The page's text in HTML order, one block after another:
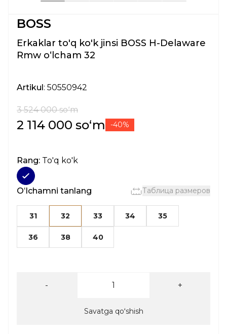
BOSS
Erkaklar to'q ko'k jinsi BOSS H-Delaware
Rmw oʻlcham 32
Artikul: 50550942
3 524 000 soʻm
2 114 000 soʻm -40%
Rang: To'q ko'k
Oʻlchamni tanlang Таблица размеров
31 32 33 34 35
36 38 40
- +
Savatga qoʻshish